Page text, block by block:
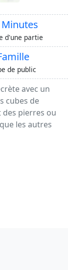
Minutes
d'une partie
de public
avec un
cubes de
des pierres ou
les autres